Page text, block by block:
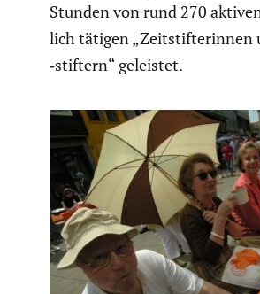
Stunden von rund 270
lich tätigen „Zeitstif­te­rinnen
‑stiftern“ geleistet.